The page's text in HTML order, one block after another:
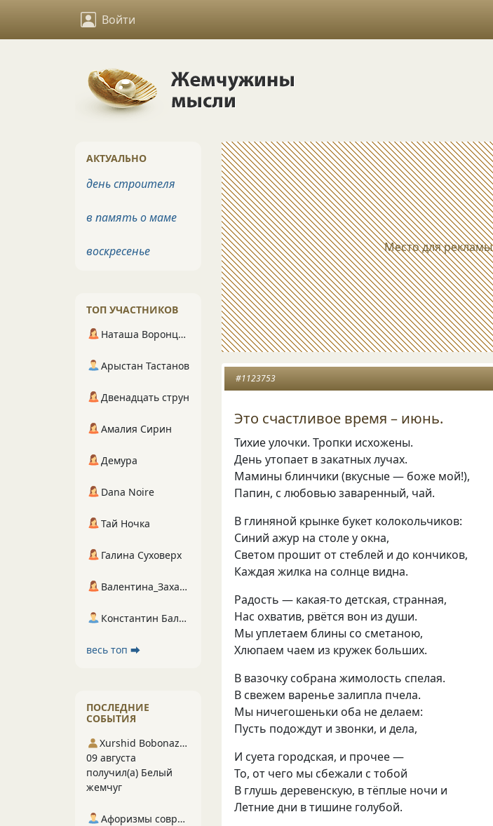
Войти
Место для рекламы
#1123753
Это счастливое время – июнь.
Тихие улочки. Тропки исхожены.
День утопает в закатных лучах.
Мамины блинчики (вкусные — боже мой!),
Папин, с любовью заваренный, чай.
В глиняной крынке букет колокольчиков:
Синий ажур на столе у окна,
Светом прошит от стеблей и до кончиков,
Каждая жилка на солнце видна.
Радость — какая-то детская, странная,
Нас охватив, рвётся вон из души.
Мы уплетаем блины со сметаною,
Хлюпаем чаем из кружек больших.
В вазочку собрана жимолость спелая.
В свежем варенье залипла пчела.
Мы ничегошеньки оба не делаем:
Пусть подождут и звонки, и дела,
И суета городская, и прочее —
То, от чего мы сбежали с тобой
В глушь деревенскую, в тёплые ночи и
Летние дни в тишине голубой.
АКТУАЛЬНО
день строителя
в память о маме
воскресенье
ТОП УЧАСТНИКОВ
Наташа Воронцова
Арыстан Тастанов
Двенадцать струн
Амалия Сирин
Демура
Dana Noire
Тай Ночка
Галина Суховерх
Валентина_Захарова
Константин Балухта
весь топ ⮕
ПОСЛЕДНИЕ
СОБЫТИЯ
Xurshid Bobonazarov
09 августа
получил(а) Белый
жемчуг
Афоризмы современников